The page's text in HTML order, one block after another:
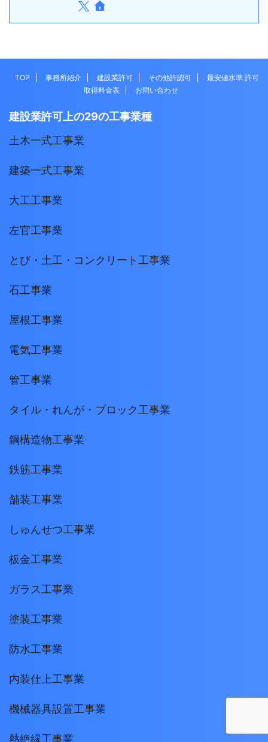
TOP 事務所紹介 建設業許可 その他許認可
最安値水準 許可
取得料金表
お問い合わせ
建設業許可上の29の工事業種
土木一式工事業
建築一式工事業
大工工事業
左官工事業
とび・土工・コンクリート工事業
石工事業
屋根工事業
電気工事業
管工事業
タイル・れんが・ブロック工事業
鋼構造物工事業
鉄筋工事業
舗装工事業
しゅんせつ工事業
板金工事業
ガラス工事業
塗装工事業
防水工事業
内装仕上工事業
機械器具設置工事業
熱絶縁工事業